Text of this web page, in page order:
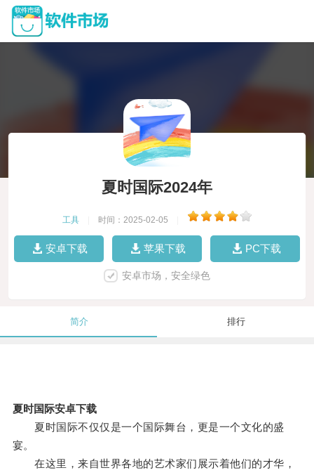
夏时国际2024年
工具 时间：2025-02-05
安卓下载 苹果下载 PC下载
安卓市场，安全绿色
简介 排行
夏时国际安卓下载
夏时国际不仅仅是一个国际舞台，更是一个文化的盛
宴。
在这里，来自世界各地的艺术家们展示着他们的才华，